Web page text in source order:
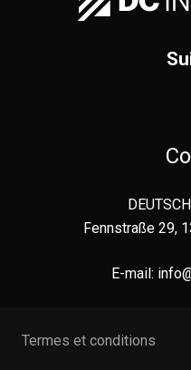
Fennstraße 29,
E-mail:
Termes et conditions